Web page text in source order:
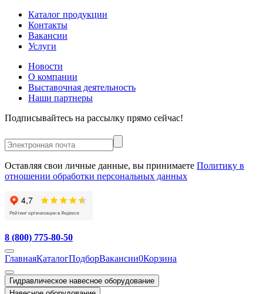
Каталог продукции
Контакты
Вакансии
Услуги
Новости
О компании
Выставочная деятельность
Наши партнеры
Подписывайтесь на рассылку прямо сейчас!
Оставляя свои личные данные, вы принимаете Политику в
отношении обработки персональных данных
8 (800) 775-80-50
ГлавнаяКаталогПодборВакансии0Корзина
Гидравлическое навесное оборудование